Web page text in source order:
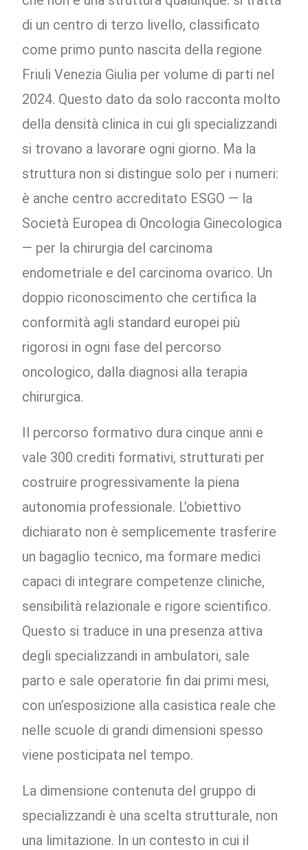
di un centro di terzo livello, classificato
come primo punto nascita della regione
Friuli Venezia Giulia per volume di parti nel
2024. Questo dato da solo racconta molto
della densità clinica in cui gli specializzandi
si trovano a lavorare ogni giorno. Ma la
struttura non si distingue solo per i numeri:
è anche centro accreditato ESGO — la
Società Europea di Oncologia Ginecologica
— per la chirurgia del carcinoma
endometriale e del carcinoma ovarico. Un
doppio riconoscimento che certifica la
conformità agli standard europei più
rigorosi in ogni fase del percorso
oncologico, dalla diagnosi alla terapia
chirurgica.
Il percorso formativo dura cinque anni e
vale 300 crediti formativi, strutturati per
costruire progressivamente la piena
autonomia professionale. L’obiettivo
dichiarato non è semplicemente trasferire
un bagaglio tecnico, ma formare medici
capaci di integrare competenze cliniche,
sensibilità relazionale e rigore scientifico.
Questo si traduce in una presenza attiva
degli specializzandi in ambulatori, sale
parto e sale operatorie fin dai primi mesi,
con un’esposizione alla casistica reale che
nelle scuole di grandi dimensioni spesso
viene posticipata nel tempo.
La dimensione contenuta del gruppo di
specializzandi è una scelta strutturale, non
una limitazione. In un contesto in cui il